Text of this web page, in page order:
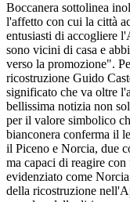
Boccanera sottolinea
l'affetto con cui la città
entusiasti di accogliere
sono vicini di casa e
verso la promozione".
ricostruzione Guido
significato che va oltre
bellissima notizia non
per il valore simbolico
bianconera conferma il
il Piceno e Norcia, due
ma capaci di reagire
evidenziato come
della ricostruzione